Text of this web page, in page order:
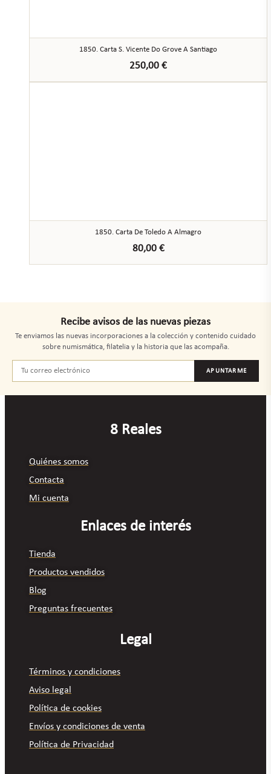
1850. Carta S. Vicente Do Grove A Santiago
250,00 €
1850. Carta De Toledo A Almagro
80,00 €
Recibe avisos de las nuevas piezas
Te enviamos las nuevas incorporaciones a la colección y contenido cuidado
sobre numismática, filatelia y la historia que las acompaña.
APUNTARME
8 Reales
Quiénes somos
Contacta
Mi cuenta
Enlaces de interés
Tienda
Productos vendidos
Blog
Preguntas frecuentes
Legal
Términos y condiciones
Aviso legal
Política de cookies
Envíos y condiciones de venta
Política de Privacidad